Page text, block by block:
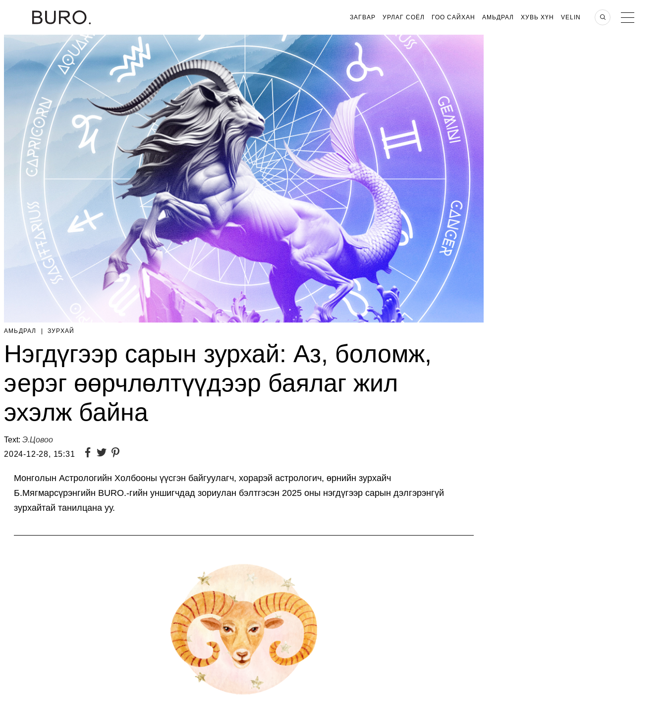
ЗАГВАР УРЛАГ СОЁЛ ГОО САЙХАН АМЬДРАЛ ХУВЬ ХҮН VELIN
АМЬДРАЛ | ЗУРХАЙ
Нэгдүгээр сарын зурхай: Аз, боломж,
эерэг өөрчлөлтүүдээр баялаг жил
эхэлж байна
Text: Э.Цовоо
2024-12-28, 15:31
Монголын Астрологийн Холбооны үүсгэн байгуулагч, хорарэй астрологич, өрнийн зурхайч
Б.Мягмарсүрэнгийн BURO.-гийн уншигчдад зориулан бэлтгэсэн 2025 оны нэгдүгээр сарын дэлгэрэнгүй
зурхайтай танилцана уу.